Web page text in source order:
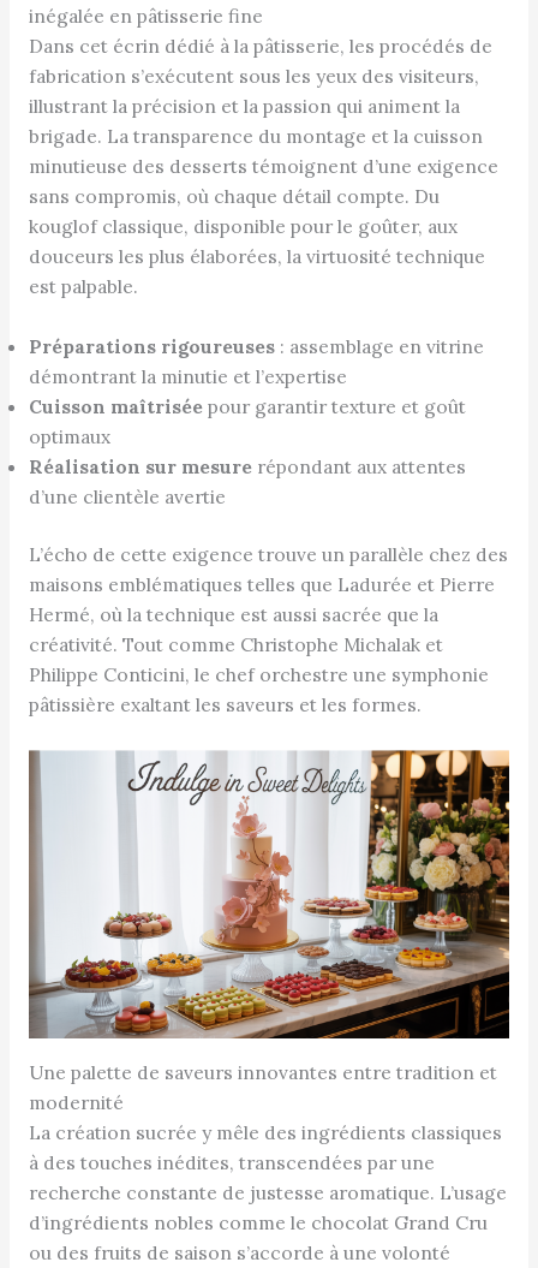
inégalée en pâtisserie fine
Dans cet écrin dédié à la pâtisserie, les procédés de
fabrication s’exécutent sous les yeux des visiteurs,
illustrant la précision et la passion qui animent la
brigade. La transparence du montage et la cuisson
minutieuse des desserts témoignent d’une exigence
sans compromis, où chaque détail compte. Du
kouglof classique, disponible pour le goûter, aux
douceurs les plus élaborées, la virtuosité technique
est palpable.
Préparations rigoureuses: assemblage en vitrine
démontrant la minutie et l’expertise
Cuisson maîtriséepour garantir texture et goût
optimaux
Réalisation sur mesurerépondant aux attentes
d’une clientèle avertie
L’écho de cette exigence trouve un parallèle chez des
maisons emblématiques telles que Ladurée et Pierre
Hermé, où la technique est aussi sacrée que la
créativité. Tout comme Christophe Michalak et
Philippe Conticini, le chef orchestre une symphonie
pâtissière exaltant les saveurs et les formes.
Une palette de saveurs innovantes entre tradition et
modernité
La création sucrée y mêle des ingrédients classiques
à des touches inédites, transcendées par une
recherche constante de justesse aromatique. L’usage
d’ingrédients nobles comme le chocolat Grand Cru
ou des fruits de saison s’accorde à une volonté